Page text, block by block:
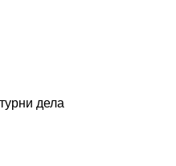
дела